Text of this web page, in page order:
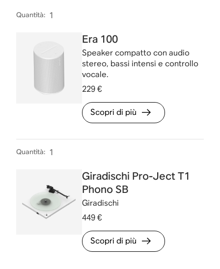
Quantità: 1
Era 100
Speaker compatto con audio
stereo, bassi intensi e controllo
vocale.
229 €
Scopri di più
Quantità: 1
Giradischi Pro-Ject T1
Phono SB
Giradischi
449 €
Scopri di più